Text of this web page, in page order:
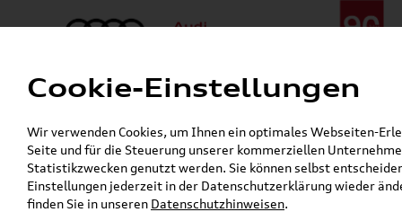
Menü
24h-Pannenhilfe:+49 (0)171 / 870 72 87
Gerade geschlossen
Verkauf:Mo. - Fr. 08:00 - 19:00 Uhr Sa. 09:00 - 13:00 Uhr
Service:Mo. - Fr. 06:00 - 20:00 Uhr Sa. 08:00 - 13:00 Uhr
Cookie-Einstellungen
Wir verwenden Cookies, um Ihnen ein optimales Webseiten-
Seite und für die Steuerung unserer kommerziellen
Statistikzwecken genutzt werden. Sie können selbst
Einstellungen jederzeit in der Datenschutzerklärung wieder
finden Sie in unseren Datenschutzhinweisen.